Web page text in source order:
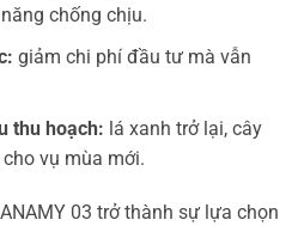
chống chịu.
giảm chi phí đầu tư mà vẫn
thu hoạch: lá xanh trở lại, cây
vụ mùa mới.
03 trở thành sự lựa chọn